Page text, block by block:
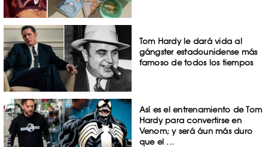
Tom Hardy le dará vida al
gángster estadounidense más
famoso de todos los tiempos
Así es el entrenamiento de Tom
Hardy para convertirse en
Venom; y será áun más duro
que el ...